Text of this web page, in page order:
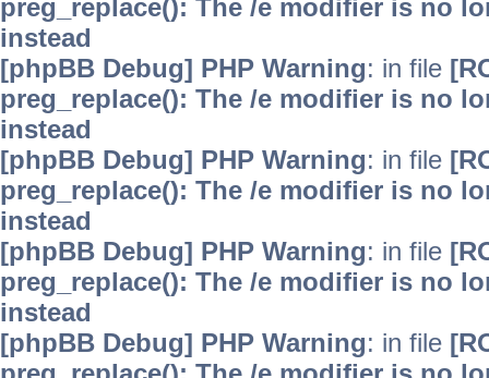
preg_replace(): The /e modifier is no
instead
[phpBB Debug] PHP Warning: in file
preg_replace(): The /e modifier is no
instead
[phpBB Debug] PHP Warning: in file
preg_replace(): The /e modifier is no
instead
[phpBB Debug] PHP Warning: in file
preg_replace(): The /e modifier is no
instead
[phpBB Debug] PHP Warning: in file